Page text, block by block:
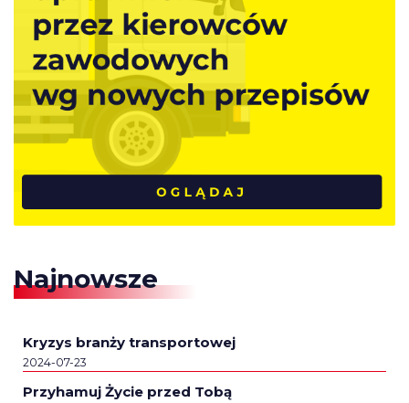
Najnowsze
Kryzys branży transportowej
2024-07-23
Przyhamuj Życie przed Tobą